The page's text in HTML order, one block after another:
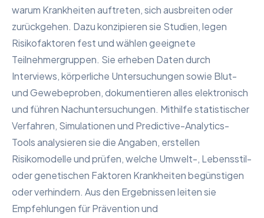
warum Krankheiten auftreten, sich ausbreiten oder
zurückgehen. Dazu konzipieren sie Studien, legen
Risikofaktoren fest und wählen geeignete
Teilnehmergruppen. Sie erheben Daten durch
Interviews, körperliche Untersuchungen sowie Blut-
und Gewebeproben, dokumentieren alles elektronisch
und führen Nachuntersuchungen. Mithilfe statistischer
Verfahren, Simulationen und Predictive-Analytics-
Tools analysieren sie die Angaben, erstellen
Risikomodelle und prüfen, welche Umwelt-, Lebensstil-
oder genetischen Faktoren Krankheiten begünstigen
oder verhindern. Aus den Ergebnissen leiten sie
Empfehlungen für Prävention und